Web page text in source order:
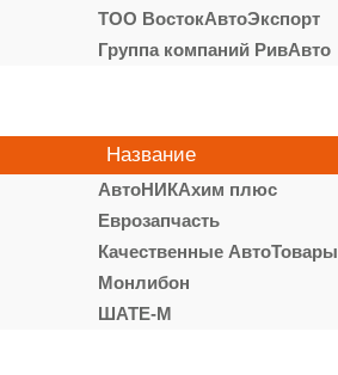
ТОО ВостокАвтоЭкспорт
Группа компаний РивАвто
Название
АвтоНИКАхим плюс
Еврозапчасть
Качественные АвтоТовары
Монлибон
ШАТЕ-М